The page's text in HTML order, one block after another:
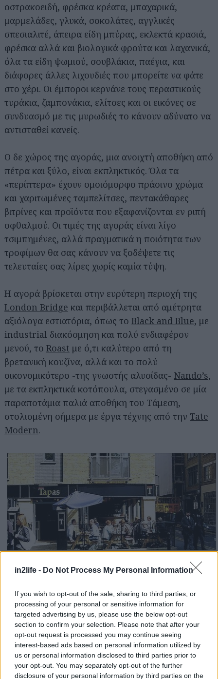
in2life - Do Not Process My Personal Information
If you wish to opt-out of the sale, sharing to third parties, or
processing of your personal or sensitive information for
targeted advertising by us, please use the below opt-out
section to confirm your selection. Please note that after your
opt-out request is processed you may continue seeing
interest-based ads based on personal information utilized by
us or personal information disclosed to third parties prior to
your opt-out. You may separately opt-out of the further
disclosure of your personal information by third parties on the
οστρακοειδή, φρέσκα κρέατα, μπαχαρικά,
μαρμελάδες, γλυκά, σοκολάτες, αγγλικές
σπεσιαλιτέ, άπειρα είδη μπύρας, εκλεκτά κρασιά,
φρέσκα αλλά και βιολογικά φρούτα και λαχανικά,
όλα τα είδη ψωμιού, σουβλάκια, παέγια, και
διάφορες άλλες λιχουδιές που μπορείτε να φάτε
στο χέρι. Οι έμποροι κερνάνε τους περαστικούς
τυράκια, ζαμπονάκια, ελίτσες και οι εικόνες σε
συνδυασμό με τις μυρωδιές το κάνουν αδύνατο να
αντισταθεί κανείς.
Ο δε χώρος της αγοράς, μια ανοιχτή αποθήκη από
πέτρα και ξύλο, είναι εκπληκτικός. Όλα τα
«περίπτερα» έχουν ομοιόμορφο πράσινο χρώμα
και χαριτωμένες ταμπελίτσες, πεντακάθαρες
βιτρίνες και προϊόντα που εξαφανίζονται εν ριπή
οφθαλμού. Οι τιμές της αγοράς είναι λίγο
τσιμπημένες, αλλά πραγματικά η ποιότητα των
τροφίμων θα σας κάνουν να ξοδέψετε τις
τελευταίες σας λίρες χωρίς καμία τύψη.
Η αγορά βρίσκεται στην ευρύτερη περιοχή της
London Bridge και περιβάλλεται από αμέτρητα
αξιόλογα εστιατόρια, όπως το Black and Blue, με
industrial διακόσμηση και πολύ ενδιαφέρον
μενού, το Roast με ό,τι καλύτερο από τη
βρετανική κουζίνα, αλλά και το πολύ
οικονομικότερο -της γνωστής αλυσίδας- Nando’s,
με τα εκπληκτικά κοτόπουλα, στεγασμένο σε μία
παραποτάμια παλιά αποθήκη του Τάμεση,
στολισμένη σήμερα με έργα τέχνης από την Tate
Modern.
Old Street – Hoxton Square: Με τη λάμψη
Η Old Street βρίσκεται στο κεντρικό Λονδίνο και
εκτείνεται από το Clerkenwell, στο London
Borough of Islington, μέχρι το Shoreditch, στο
London Borough of Hackney. Η περιοχή
χρονολογείται από το 1200 και θεωρείται μία από
τις παλαιότερες του Λονδίνου, κάτι που είναι
για...